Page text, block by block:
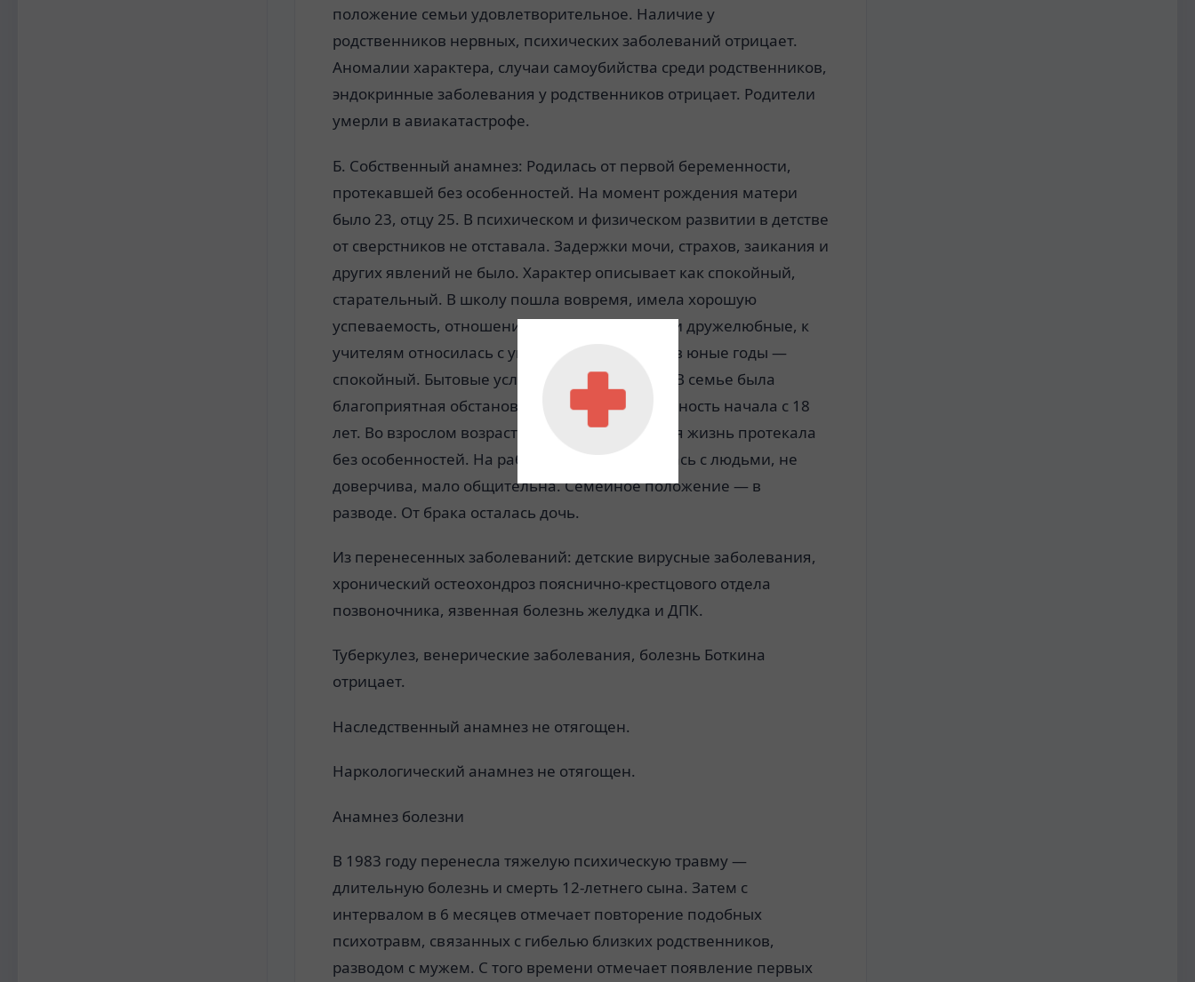
положение семьи удовлетворительное. Наличие у
родственников нервных, психических заболеваний отрицает.
Аномалии характера, случаи самоубийства среди родственников,
эндокринные заболевания у родственников отрицает. Родители
умерли в авиакатастрофе.
Б. Собственный анамнез: Родилась от первой беременности,
протекавшей без особенностей. На момент рождения матери
было 23, отцу 25. В психическом и физическом развитии в детстве
от сверстников не отставала. Задержки мочи, страхов, заикания и
других явлений не было. Характер описывает как спокойный,
старательный. В школу пошла вовремя, имела хорошую
успеваемость, отношения с товарищами были дружелюбные, к
учителям относилась с уважением. Характер в юные годы —
спокойный. Бытовые условия были хорошие. В семье была
благоприятная обстановка. Трудовую деятельность начала с 18
лет. Во взрослом возрасте половая и семейная жизнь протекала
без особенностей. На работе трудно сближалась с людьми, не
доверчива, мало общительна. Семейное положение — в
разводе. От брака осталась дочь.
Из перенесенных заболеваний: детские вирусные заболевания,
хронический остеохондроз пояснично-крестцового отдела
позвоночника, язвенная болезнь желудка и ДПК.
Туберкулез, венерические заболевания, болезнь Боткина
отрицает.
Наследственный анамнез не отягощен.
Наркологический анамнез не отягощен.
Анамнез болезни
В 1983 году перенесла тяжелую психическую травму —
длительную болезнь и смерть 12-летнего сына. Затем с
интервалом в 6 месяцев отмечает повторение подобных
психотравм, связанных с гибелью близких родственников,
разводом с мужем. С того времени отмечает появление первых